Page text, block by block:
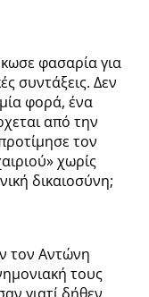
φασαρία για
συντάξεις. Δεν
φορά, ένα
από την
τον
χωρίς
δικαιοσύνη;
τον Αντώνη
τους